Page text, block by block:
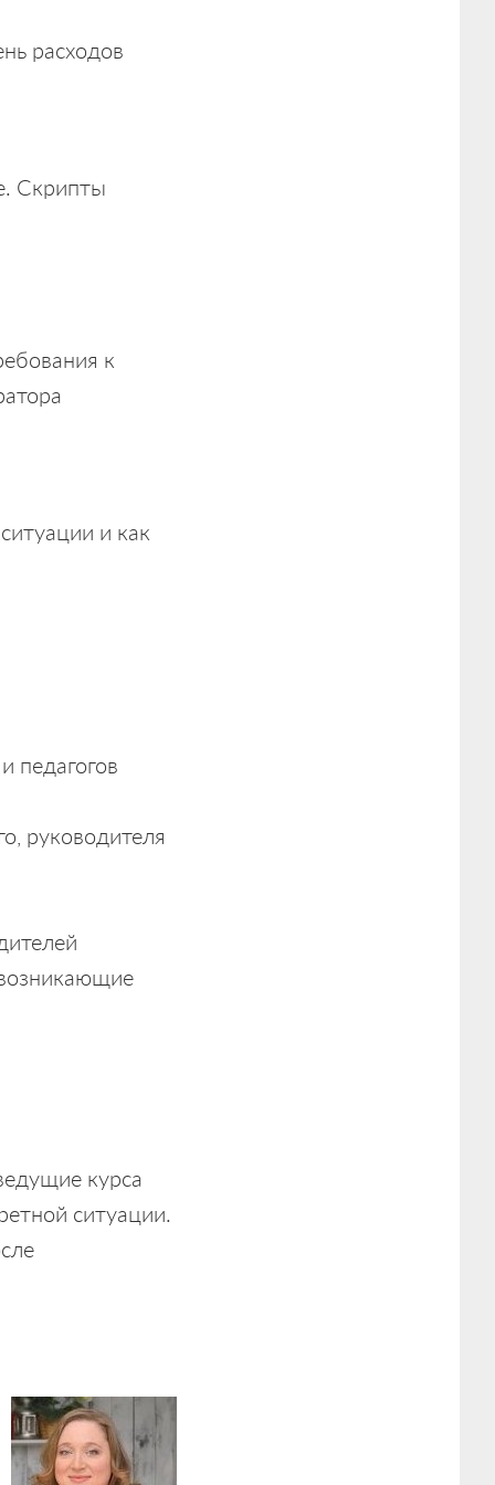
расходов
Скрипты
к
и как
педагогов
руководителя
курса
ситуации.